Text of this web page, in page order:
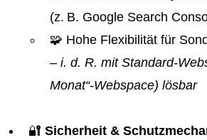
(z. B. Google Search
🧩 Hohe Flexibilität für
– i. d. R. mit Standard-
Monat“-Webspace) lösbar
🔐 Sicherheit &